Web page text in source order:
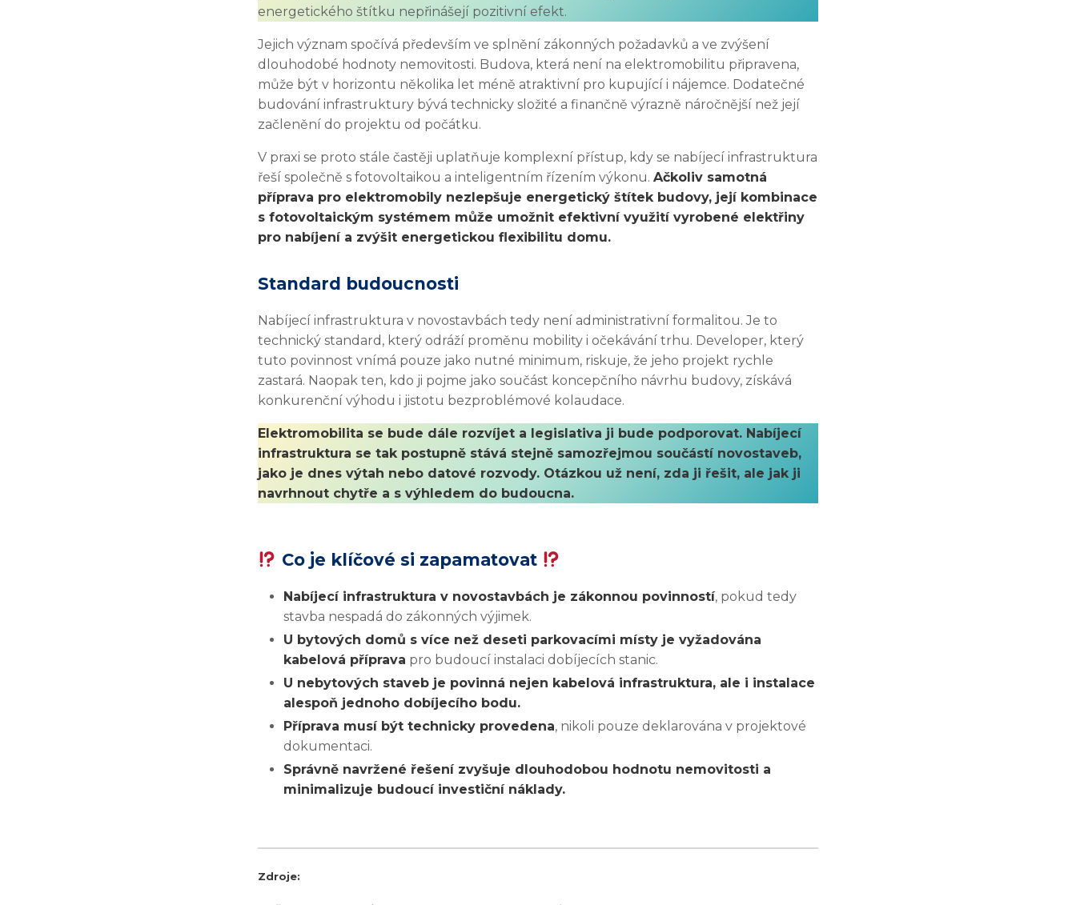
energetického štítku nepřinášejí pozitivní efekt.
Jejich význam spočívá především ve splnění zákonných požadavků a ve zvýšení
dlouhodobé hodnoty nemovitosti. Budova, která není na elektromobilitu připravena,
může být v horizontu několika let méně atraktivní pro kupující i nájemce. Dodatečné
budování infrastruktury bývá technicky složité a finančně výrazně náročnější než její
začlenění do projektu od počátku.
V praxi se proto stále častěji uplatňuje komplexní přístup, kdy se nabíjecí infrastruktura
řeší společně s fotovoltaikou a inteligentním řízením výkonu. Ačkoliv samotná
příprava pro elektromobily nezlepšuje energetický štítek budovy, její kombinace
s fotovoltaickým systémem může umožnit efektivní využití vyrobené elektřiny
pro nabíjení a zvýšit energetickou flexibilitu domu.
Standard budoucnosti
Nabíjecí infrastruktura v novostavbách tedy není administrativní formalitou. Je to
technický standard, který odráží proměnu mobility i očekávání trhu. Developer, který
tuto povinnost vnímá pouze jako nutné minimum, riskuje, že jeho projekt rychle
zastará. Naopak ten, kdo ji pojme jako součást koncepčního návrhu budovy, získává
konkurenční výhodu i jistotu bezproblémové kolaudace.
Elektromobilita se bude dále rozvíjet a legislativa ji bude podporovat. Nabíjecí
infrastruktura se tak postupně stává stejně samozřejmou součástí novostaveb,
jako je dnes výtah nebo datové rozvody. Otázkou už není, zda ji řešit, ale jak ji
navrhnout chytře a s výhledem do budoucna.
Co je klíčové si zapamatovat
Nabíjecí infrastruktura v novostavbách je zákonnou povinností, pokud tedy
stavba nespadá do zákonných výjimek.
U bytových domů s více než deseti parkovacími místy je vyžadována
kabelová příprava pro budoucí instalaci dobíjecích stanic.
U nebytových staveb je povinná nejen kabelová infrastruktura, ale i instalace
alespoň jednoho dobíjecího bodu.
Příprava musí být technicky provedena, nikoli pouze deklarována v projektové
dokumentaci.
Správně navržené řešení zvyšuje dlouhodobou hodnotu nemovitosti a
minimalizuje budoucí investiční náklady.
Zdroje: